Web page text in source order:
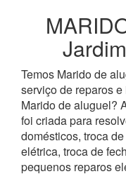
Temos Marido de
serviço de reparos
Marido de aluguel?
foi criada para
domésticos, troca
elétrica, troca de
pequenos reparos